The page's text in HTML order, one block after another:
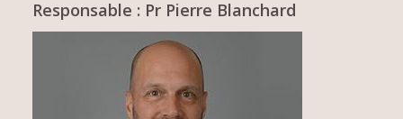
Responsable : Pr Pierre Blanchard